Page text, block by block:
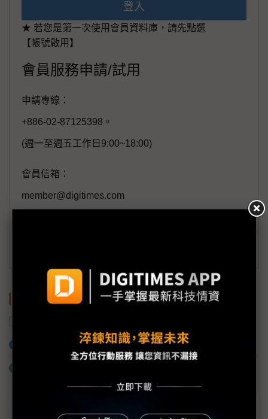
登入
★ 若您是第一次使用會員資料庫，請先點選
【帳號啟用】
會員服務申請/試用
申請專線：
+886-02-87125398。
(週一至週五工作日9:00~18:00)
會員信箱：
member@digitimes.com
關鍵字
加入已選取到「關鍵字追蹤」
近７天熱門報導